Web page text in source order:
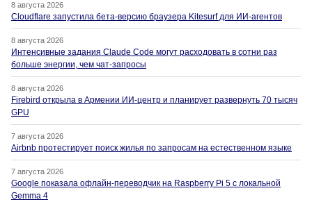
8 августа 2026
Cloudflare запустила бета-версию браузера Kitesurf для ИИ-агентов
8 августа 2026
Интенсивные задания Claude Code могут расходовать в сотни раз
больше энергии, чем чат-запросы
8 августа 2026
Firebird открыла в Армении ИИ-центр и планирует развернуть 70 тысяч
GPU
7 августа 2026
Airbnb протестирует поиск жилья по запросам на естественном языке
7 августа 2026
Google показала офлайн-переводчик на Raspberry Pi 5 с локальной
Gemma 4